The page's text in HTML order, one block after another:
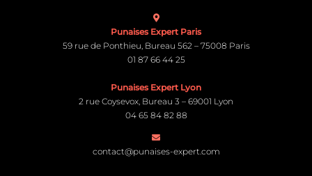
Punaises Expert Paris
59 rue de Ponthieu, Bureau 562 – 75008 Paris
01 87 66 44 25
Punaises Expert Lyon
2 rue Coysevox, Bureau 3 – 69001 Lyon
04 65 84 82 88
contact@punaises-expert.com